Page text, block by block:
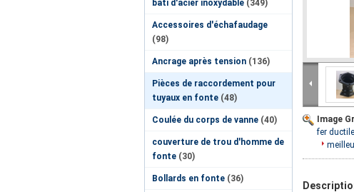
bâti d'acier inoxydable (349)
Accessoires d'échafaudage
(98)
Ancrage après tension (136)
Pièces de raccordement pour
tuyaux en fonte (48)
Coulée du corps de vanne (40)
couverture de trou d'homme de
fonte (30)
Bollards en fonte (36)
Image
fer